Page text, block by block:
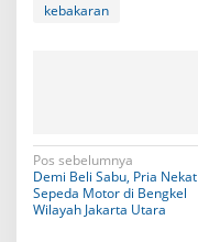
kebakaran
N
a
Pos sebelumnya
Demi Beli Sabu, Pria
Sepeda Motor di Bengkel
Wilayah Jakarta Utara